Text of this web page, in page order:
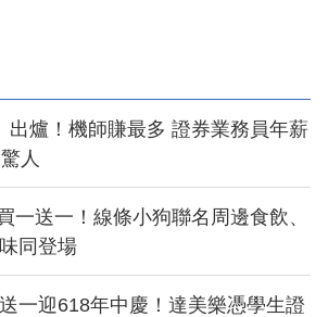
出爐！機師賺最多 證券業務員年薪
人
一送一！線條小狗聯名周邊食飲、
同登場
一迎618年中慶！達美樂憑學生證